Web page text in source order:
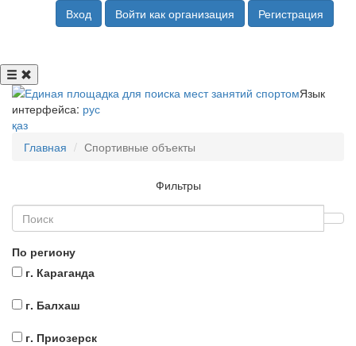
Вход Войти как организация Регистрация
Язык
интерфейса: рус
қаз
Главная
Спортивные объекты
Фильтры
По региону
г. Караганда
г. Балхаш
г. Приозерск